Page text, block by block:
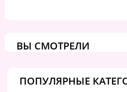
ВЫ СМОТРЕЛИ
ПОПУЛЯРНЫЕ